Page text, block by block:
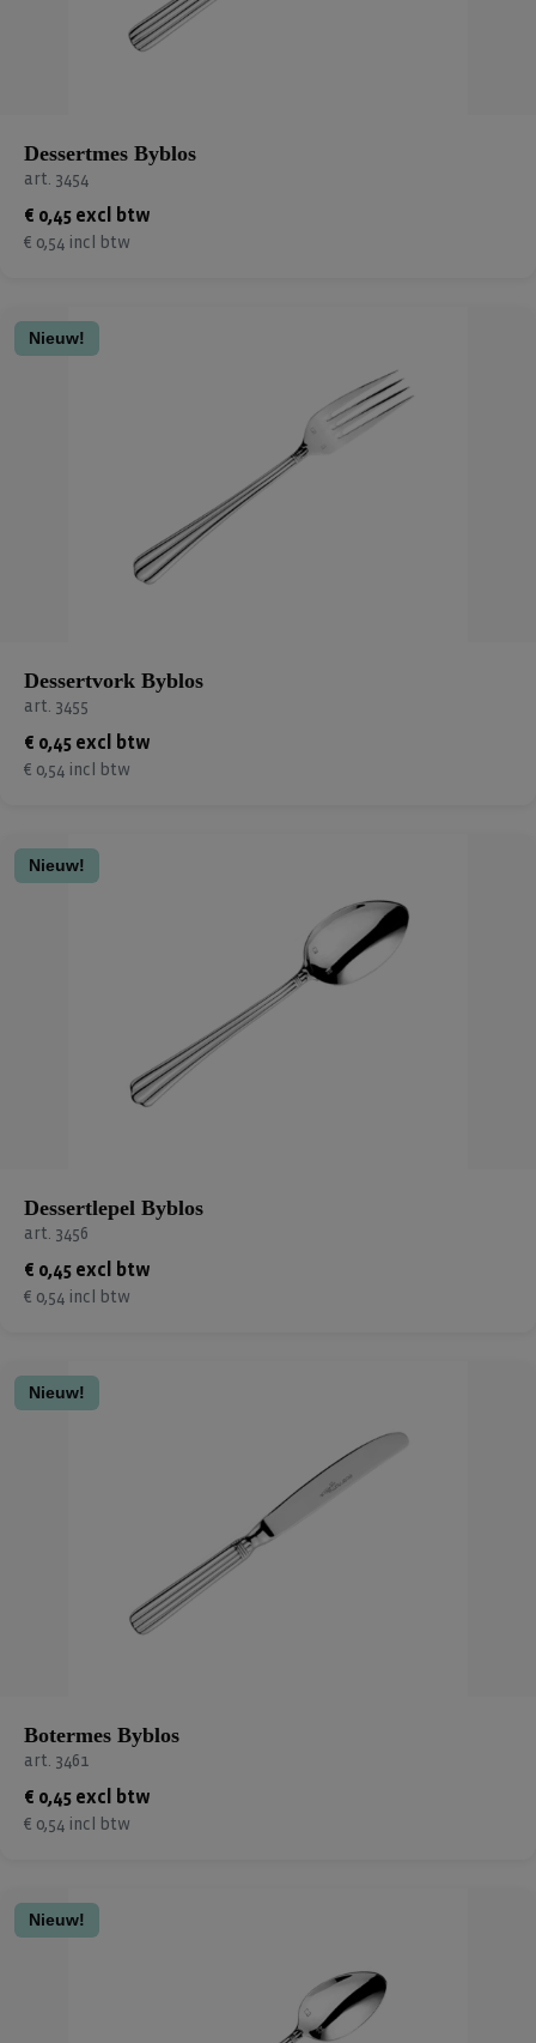
Dessertmes Byblos
art. 3454
€ 0,45 excl btw
€ 0,54 incl btw
Nieuw!
Dessertvork Byblos
art. 3455
€ 0,45 excl btw
€ 0,54 incl btw
Nieuw!
Dessertlepel Byblos
art. 3456
€ 0,45 excl btw
€ 0,54 incl btw
Nieuw!
Botermes Byblos
art. 3461
€ 0,45 excl btw
€ 0,54 incl btw
Nieuw!